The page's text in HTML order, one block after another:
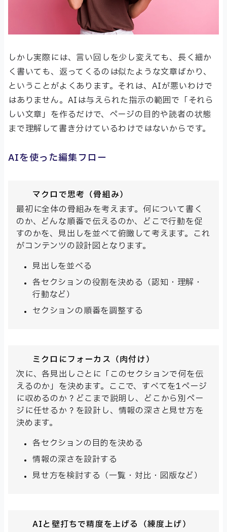
しかし実際には、言い回しを少し変えても、長く細か
く書いても、返ってくるのは似たような文章ばかり、
ということがよくあります。それは、AIが悪いわけで
はありません。AIは与えられた指示の範囲で「それら
しい文章」を作るだけで、ページの目的や読者の状態
まで理解して書き分けているわけではないからです。
AIを使った編集フロー
マクロで思考（骨組み）
最初に全体の骨組みを考えます。何について書く
のか、どんな順番で伝えるのか、どこで行動を促
すのかを、見出しを並べて俯瞰して考えます。これ
がコンテンツの設計図となります。
見出しを並べる
各セクションの役割を決める（認知・理解・
行動など）
セクションの順番を調整する
ミクロにフォーカス（肉付け）
次に、各見出しごとに「このセクションで何を伝
えるのか」を決めます。ここで、すべてを1ページ
に収めるのか？どこまで説明し、どこから別ペー
ジに任せるか？を設計し、情報の深さと見せ方を
決めます。
各セクションの目的を決める
情報の深さを設計する
見せ方を検討する（一覧・対比・図版など）
AIと壁打ちで精度を上げる（練度上げ）